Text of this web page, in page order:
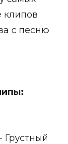
клипов
с песню
Грустный